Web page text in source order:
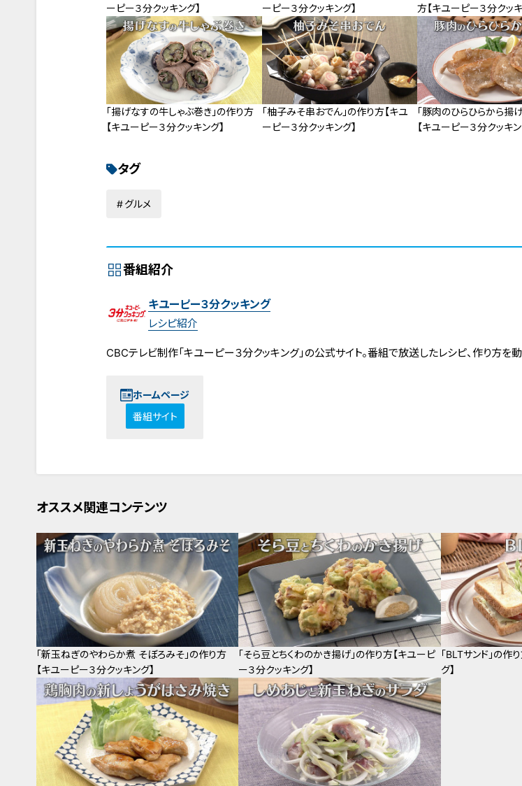
ーピー３分クッキング】
ーピー３分クッキング】
方【キユーピー３分クッキ
「揚げなすの牛しゃぶ巻き」の作り方
【キユーピー３分クッキング】
「柚子みそ串おでん」の作り方【キユ
ーピー３分クッキング】
「豚肉のひらひらから揚
【キユーピー３分クッキン
タグ
グルメ
番組紹介
キユーピー３分クッキング
レシピ紹介
CBCテレビ制作「キユーピー３分クッキング」の公式サイト。番組で放送したレシピ、作り方を
ホームページ
番組サイト
オススメ関連コンテンツ
「新玉ねぎのやわらか煮 そぼろみそ」の作り方
【キユーピー３分クッキング】
「そら豆とちくわのかき揚げ」の作り方【キユーピ
ー３分クッキング】
「BLTサンド」の作
グ】